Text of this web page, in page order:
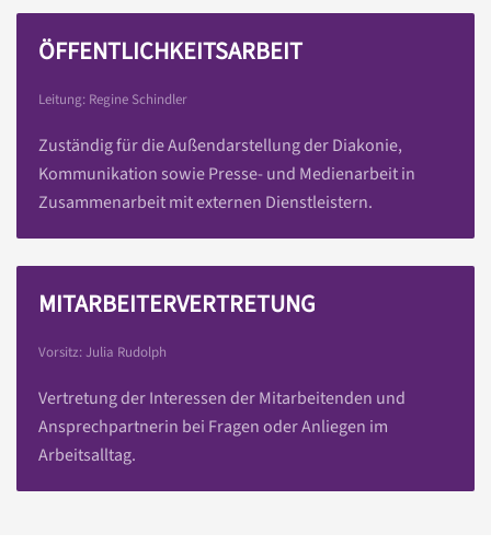
ÖFFENTLICHKEITSARBEIT
Leitung: Regine Schindler
Zuständig für die Außendarstellung der Diakonie,
Kommunikation sowie Presse- und Medienarbeit in
Zusammenarbeit mit externen Dienstleistern.
MITARBEITERVERTRETUNG
Vorsitz: Julia Rudolph
Vertretung der Interessen der Mitarbeitenden und
Ansprechpartnerin bei Fragen oder Anliegen im
Arbeitsalltag.